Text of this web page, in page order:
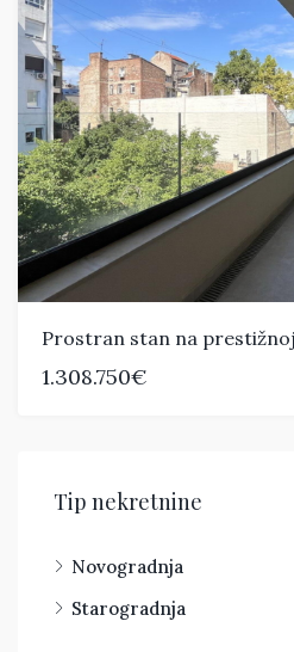
Prostran stan na
1.308.750€
Tip nekretnine
Novogradnja
Starogradnja